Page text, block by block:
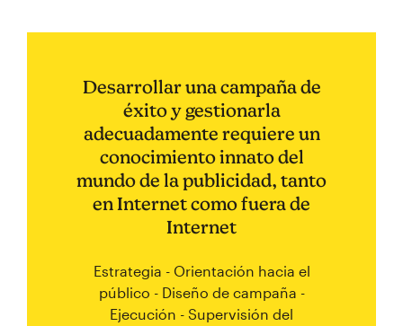
Desarrollar una campaña de
éxito y gestionarla
adecuadamente requiere un
conocimiento innato del
mundo de la publicidad, tanto
en Internet como fuera de
Internet
Estrategia - Orientación hacia el
público - Diseño de campaña -
Ejecución - Supervisión del